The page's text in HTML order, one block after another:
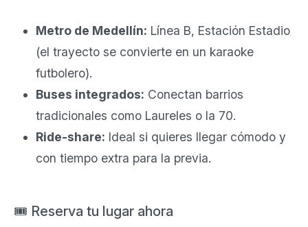
Metro de Medellín: Línea B, Estación Estadio
(el trayecto se convierte en un karaoke
futbolero).
Buses integrados: Conectan barrios
tradicionales como Laureles o la 70.
Ride-share: Ideal si quieres llegar cómodo y
con tiempo extra para la previa.
🎟️ Reserva tu lugar ahora